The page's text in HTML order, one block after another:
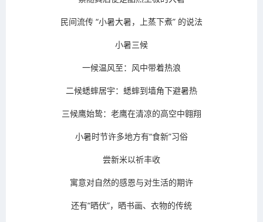
民间流传 “小暑大暑，上蒸下煮” 的说法
小暑三候
一候温风至：风中带着热浪
二候蟋蟀居宇：蟋蟀到墙角下避暑热
三候鹰始鸷：老鹰在清凉的高空中翱翔
小暑时节许多地方有“食新”习俗
尝新米以祈丰收
寓意对自然的感恩与对生活的期许
还有“晒伏”，晒书画、衣物的传统